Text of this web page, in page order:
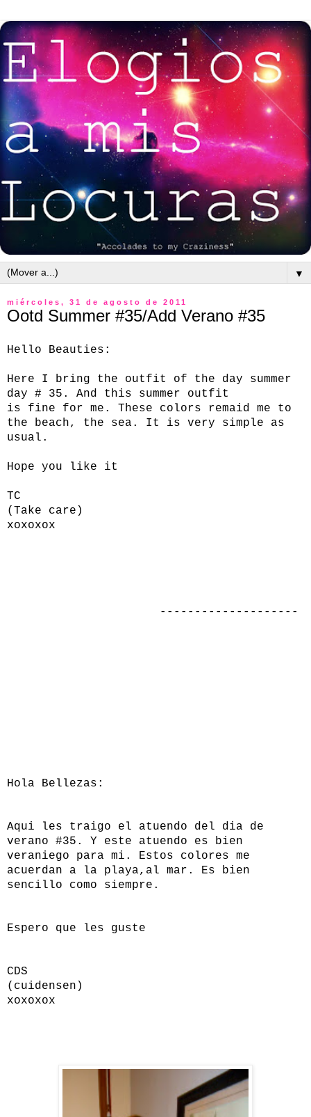
▼
miércoles, 31 de agosto de 2011
Ootd Summer #35/Add Verano #35
Hello Beauties :
Here I bring the outfit of the day
summer
day
# 35. And this summer
outfit
is
fine for me. These colors remaid me
to
the beach,
the sea. It is very simple
as
usual.
Hope you like it
TC
( Take care)
xoxoxox
--------------------
Hola Bellezas:
Aqui les traigo el atuendo del dia de
verano #35. Y este atuendo es bien
veraniego para mi. Estos colores me
acuerdan a la playa,al mar. Es bien
sencillo como siempre.
Espero que les guste
CDS
(cuidensen)
xoxoxox